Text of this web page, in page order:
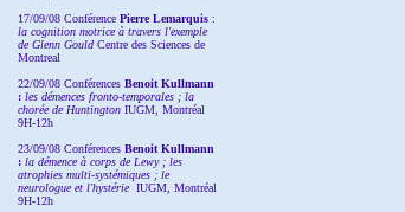
17/09/08 Conférence Pierre Lemarquis :
la cognition motrice à travers l'exemple
de Glenn Gould Centre des Sciences de
Montreal
22/09/08 Conférences Benoit Kullmann
: les démences fronto-temporales ; la
chorée de Huntington IUGM, Montréal
9H-12h
23/09/08 Conférences Benoit Kullmann
: la démence à corps de Lewy ; les
atrophies multi-systémiques ; le
neurologue et l'hystérie IUGM, Montréal
9H-12h